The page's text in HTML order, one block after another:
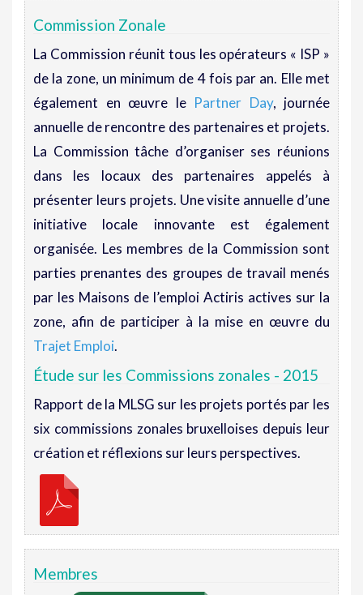
Commission Zonale
La Commission réunit tous les opérateurs « ISP »
de la zone, un minimum de 4 fois par an. Elle met
également en œuvre le Partner Day, journée
annuelle de rencontre des partenaires et projets.
La Commission tâche d’organiser ses réunions
dans les locaux des partenaires appelés à
présenter leurs projets. Une visite annuelle d’une
initiative locale innovante est également
organisée. Les membres de la Commission sont
parties prenantes des groupes de travail menés
par les Maisons de l’emploi Actiris actives sur la
zone, afin de participer à la mise en œuvre du
Trajet Emploi.
Étude sur les Commissions zonales - 2015
Rapport de la MLSG sur les projets portés par les
six commissions zonales bruxelloises depuis leur
création et réflexions sur leurs perspectives.
Membres